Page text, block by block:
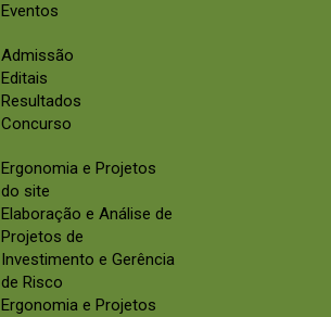
Eventos
Admissão
Editais
Resultados
Concurso
Ergonomia e Projetos
do site
Elaboração e Análise de
Projetos de
Investimento e Gerência
de Risco
Ergonomia e Projetos